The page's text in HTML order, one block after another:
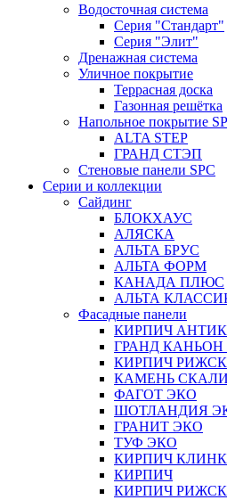
Водосточная система
Серия "Стандарт"
Серия "Элит"
Дренажная система
Уличное покрытие
Террасная доска
Газонная решётка
Напольное покрытие
ALTA STEP
ГРАНД СТЭП
Стеновые панели SPC
Серии и коллекции
Сайдинг
БЛОКХАУС
АЛЯСКА
АЛЬТА БРУС
АЛЬТА ФОРМ
КАНАДА ПЛЮС
АЛЬТА
Фасадные панели
КИРПИЧ
ГРАНД КАНЬОН
КИРПИЧ
КАМЕНЬ
ФАГОТ ЭКО
ШОТЛАНДИЯ
ГРАНИТ ЭКО
ТУФ ЭКО
КИРПИЧ
КИРПИЧ
КИРПИЧ